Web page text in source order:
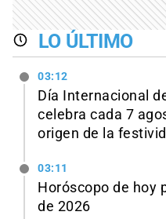
LO ÚLTIMO
03:12
Día Internacional
celebra cada 7
origen de la
03:11
Horóscopo de hoy
de 2026